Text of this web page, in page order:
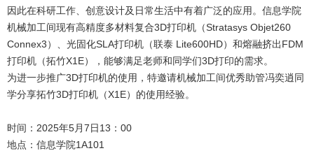
因此在科研工作、创意设计及日常生活中有着广泛的应用。信息学院
机械加工间现有高精度多材料复合3D打印机（Stratasys Objet260
Connex3）、光固化SLA打印机（联泰 Lite600HD）和熔融挤出FDM
打印机（拓竹X1E），能够满足老师和同学们3D打印的需求。
为进一步推广3D打印机的使用，特邀请机械加工间优秀助管冯奕逍同
学分享拓竹3D打印机（X1E）的使用经验。
时间：2025年5月7日13：00
地点：信息学院1A101